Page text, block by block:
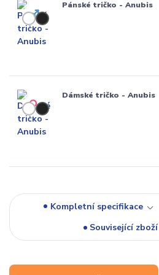
Pánské tričko - Anubis
Dámské tričko - Anubis
Kompletní specifikace
Související zboží